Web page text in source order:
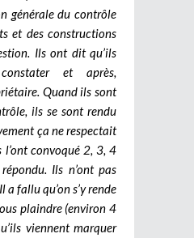
générale du contrôle
et des constructions
Ils ont dit qu’ils
et après,
Quand ils sont
ils se sont rendu
ça ne respectait
l’ont convoqué 2, 3, 4
Ils n’ont pas
a fallu qu’on s’y rende
plaindre (environ 4
viennent marquer